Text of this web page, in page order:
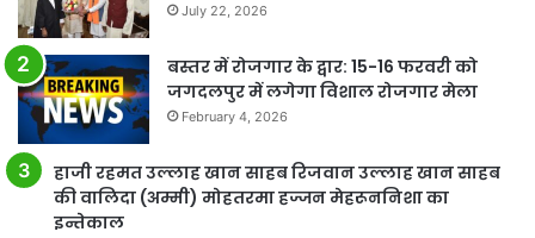
July 22, 2026
बस्तर में रोजगार के द्वार: 15-16 फरवरी को
जगदलपुर में लगेगा विशाल रोजगार मेला
February 4, 2026
हाजी रहमत उल्लाह खान साहब रिजवान उल्लाह खान साहब
की वालिदा (अम्मी) मोहतरमा हज्जन मेहरूननिशा का
इन्तेकाल